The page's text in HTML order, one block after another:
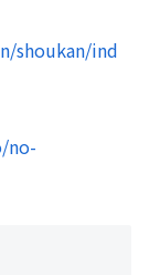
shoukan/ind
no-